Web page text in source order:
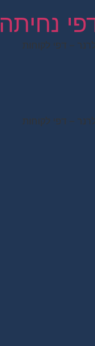
נחיתה
– דפי לקוחות
– דפי לקוחות